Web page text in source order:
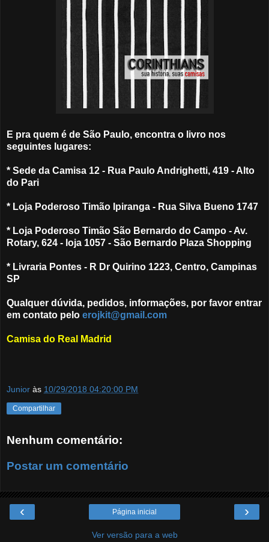
E pra quem é de São Paulo, encontra o livro nos
seguintes lugares:
* Sede da Camisa 12 - Rua Paulo Andrighetti, 419 - Alto
do Pari
* Loja Poderoso Timão Ipiranga - Rua Silva Bueno 1747
* Loja Poderoso Timão São Bernardo do Campo - Av.
Rotary, 624 - loja 1057 - São Bernardo Plaza Shopping
* Livraria Pontes - R Dr Quirino 1223, Centro, Campinas
SP
Qualquer dúvida, pedidos, informações, por favor entrar
em contato pelo erojkit@gmail.com
Camisa do Real Madrid
Junior às 10/29/2018 04:20:00 PM
Compartilhar
Nenhum comentário:
Postar um comentário
‹ ›
Página inicial
Ver versão para a web